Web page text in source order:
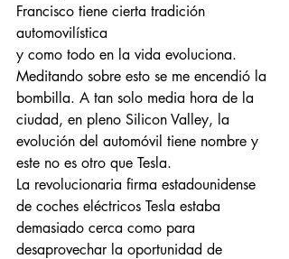
Francisco tiene cierta tradición
automovilística
y como todo en la vida evoluciona.
Meditando sobre esto se me encendió la
bombilla. A tan solo media hora de la
ciudad, en pleno Silicon Valley, la
evolución del automóvil tiene nombre y
este no es otro que Tesla.
La revolucionaria firma estadounidense
de coches eléctricos Tesla estaba
demasiado cerca como para
desaprovechar la oportunidad de